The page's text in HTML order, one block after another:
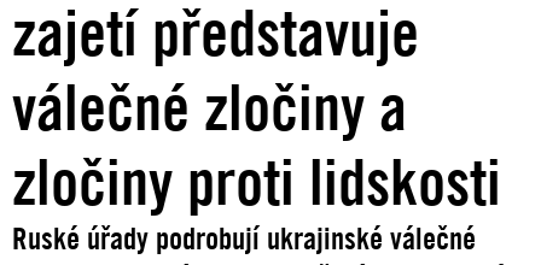
zajetí představuje
válečné zločiny a
zločiny proti lidskosti
Ruské úřady podrobují ukrajinské válečné